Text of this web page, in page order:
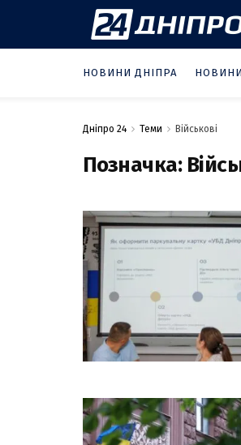
НОВИНИ ДНІПРА
Дніпро 24 Теми Військові
Позначка: